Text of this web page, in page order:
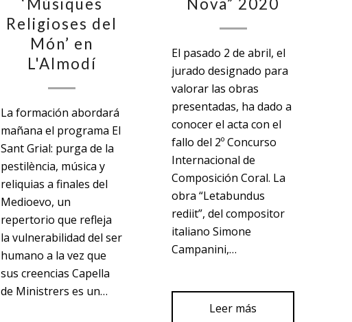
‘Músiques
Religioses del
Món’ en
L'Almodí
La formación abordará
mañana el programa El
Sant Grial: purga de la
pestilència, música y
reliquias a finales del
Medioevo, un
repertorio que refleja
la vulnerabilidad del ser
humano a la vez que
sus creencias Capella
de Ministrers es un…
Nova” 2020
El pasado 2 de abril, el
jurado designado para
valorar las obras
presentadas, ha dado a
conocer el acta con el
fallo del 2º Concurso
Internacional de
Composición Coral. La
obra “Letabundus
rediit”, del compositor
italiano Simone
Campanini,…
Leer más